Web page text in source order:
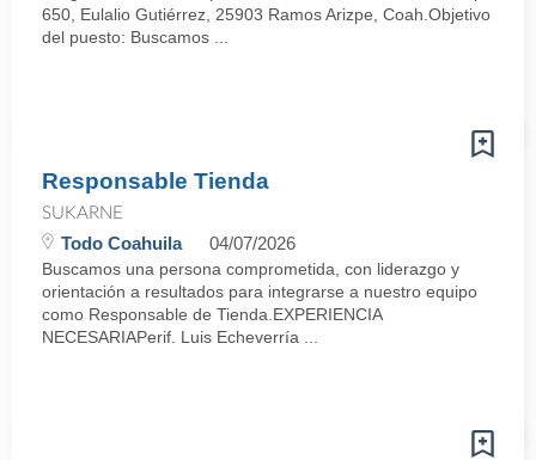
650, Eulalio Gutiérrez, 25903 Ramos Arizpe, Coah.Objetivo
del puesto: Buscamos ...
Responsable Tienda
SUKARNE
Todo Coahuila 04/07/2026
Buscamos una persona comprometida, con liderazgo y
orientación a resultados para integrarse a nuestro equipo
como Responsable de Tienda.EXPERIENCIA
NECESARIAPerif. Luis Echeverría ...